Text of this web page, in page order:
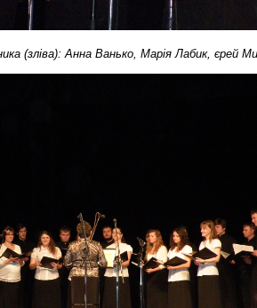
(зліва): Анна Ванько, Марія Лабик, єрей